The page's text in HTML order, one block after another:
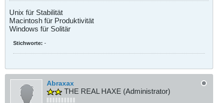
Unix für Stabilität
Macintosh für Produktivität
Windows für Solitär
Stichworte: -
Abraxax
THE REAL HAXE (Administrator)